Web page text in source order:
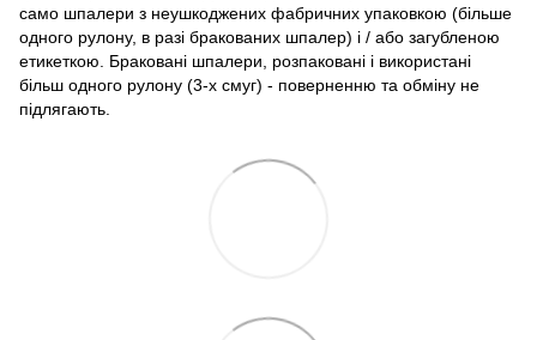
само шпалери з неушкоджених фабричних упаковкою (більше
одного рулону, в разі бракованих шпалер) і / або загубленою
етикеткою. Браковані шпалери, розпаковані і використані
більш одного рулону (3-х смуг) - поверненню та обміну не
підлягають.